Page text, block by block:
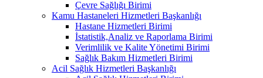
Çevre Sağlığı Birimi
Kamu Hastaneleri Hizmetleri Başkanlığı
Hastane Hizmetleri Birimi
İstatistik,Analiz ve Raporlama Birimi
Verimlilik ve Kalite Yönetimi Birimi
Sağlık Bakım Hizmetleri Birimi
Acil Sağlık Hizmetleri Başkanlığı